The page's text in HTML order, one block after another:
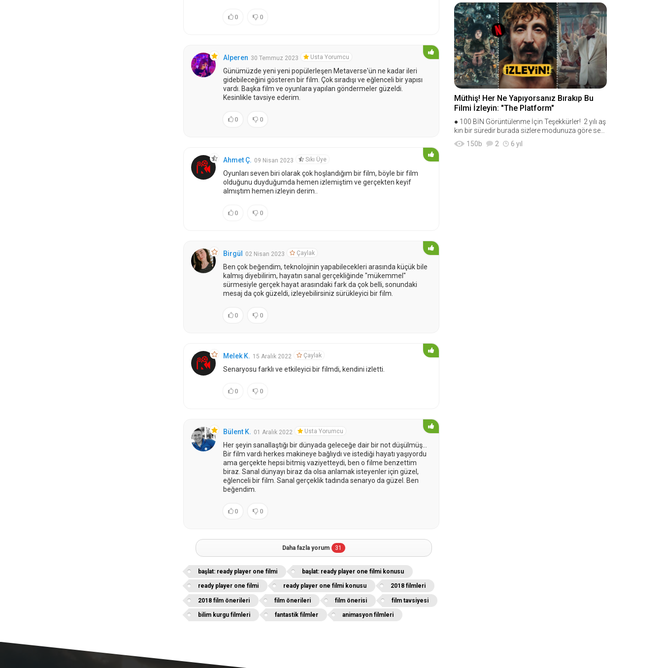
0 0
Alperen 30 Temmuz 2023 Usta Yorumcu
Günümüzde yeni yeni popülerleşen Metaverse'ün ne kadar ileri
gidebileceğini gösteren bir film. Çok sıradışı ve eğlenceli bir yapısı
vardı. Başka film ve oyunlara yapılan göndermeler güzeldi.
Kesinlikle tavsiye ederim.
0 0
Ahmet Ç. 09 Nisan 2023 Sıkı Üye
Oyunları seven biri olarak çok hoşlandığım bir film, böyle bir film
olduğunu duyduğumda hemen izlemiştim ve gerçekten keyif
almıştım hemen izleyin derim..
0 0
Birgül 02 Nisan 2023 Çaylak
Ben çok beğendim, teknolojinin yapabilecekleri arasında küçük bile
kalmış diyebilirim, hayatın sanal gerçekliğinde "mükemmel"
sürmesiyle gerçek hayat arasındaki fark da çok belli, sonundaki
mesaj da çok güzeldi, izleyebilirsiniz sürükleyici bir film.
0 0
Melek K. 15 Aralık 2022 Çaylak
Senaryosu farklı ve etkileyici bir filmdi, kendini izletti.
0 0
Bülent K. 01 Aralık 2022 Usta Yorumcu
Her şeyin sanallaştığı bir dünyada geleceğe dair bir not düşülmüş...
Bir film vardı herkes makineye bağlıydı ve istediği hayatı yaşıyordu
ama gerçekte hepsi bitmiş vaziyetteydi, ben o filme benzettim
biraz. Sanal dünyayı biraz da olsa anlamak isteyenler için güzel,
eğlenceli bir film. Sanal gerçeklik tadında senaryo da güzel. Ben
beğendim.
0 0
Daha fazla yorum 31
başlat: ready player one filmi başlat: ready player one filmi konusu
ready player one filmi ready player one filmi konusu 2018 filmleri
2018 film önerileri film önerileri film önerisi film tavsiyesi
bilim kurgu filmleri fantastik filmler animasyon filmleri
Müthiş! Her Ne Yapıyorsanız Bırakıp Bu
Filmi İzleyin: "The Platform"
● 100 BİN Görüntülenme İçin Teşekkürler! 2 yılı aş
kın bir süredir burada sizlere modunuza göre seç
ebileceğiniz film tavsiyeleri
150b 2 6 yıl